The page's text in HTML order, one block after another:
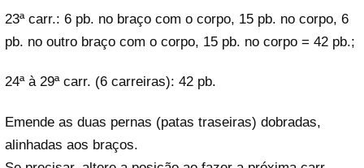
23ª carr.: 6 pb. no braço com o corpo, 15 pb. no corpo, 6
pb. no outro braço com o corpo, 15 pb. no corpo = 42 pb.;
24ª à 29ª carr. (6 carreiras): 42 pb.
Emende as duas pernas (patas traseiras) dobradas,
alinhadas aos braços.